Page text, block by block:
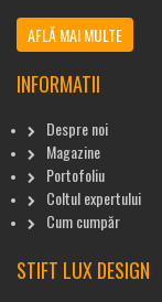
AFLĂ MAI MULTE
INFORMATII
Despre noi
Magazine
Portofoliu
Coltul expertului
Cum cumpăr
STIFT LUX DESIGN